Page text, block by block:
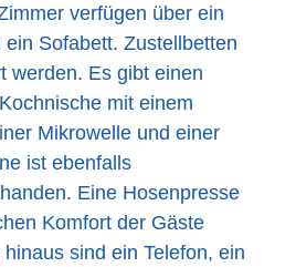
verfügen über ein
Sofabett. Zustellbetten
werden. Es gibt einen
mit einem
Mikrowelle und einer
ist ebenfalls
Eine Hosenpresse
Komfort der Gäste
sind ein Telefon, ein